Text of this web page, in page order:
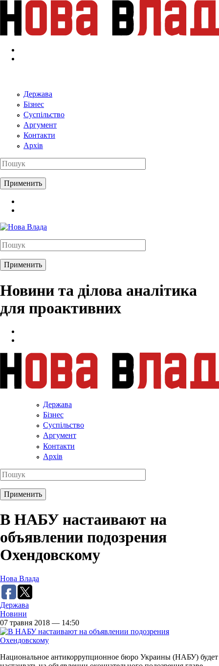
Перейти к основному содержанию
Держава
Бізнес
Суспільство
Аргумент
Контакти
Архів
Новини та ділова аналітика
для проактивних
Держава
Бізнес
Суспільство
Аргумент
Контакти
Архів
В НАБУ настаивают на
объявлении подозрения
Охендовскому
Нова Влада
Держава
Новини
07 травня 2018 — 14:50
Национальное антикоррупционное бюро Украины (НАБУ) будет